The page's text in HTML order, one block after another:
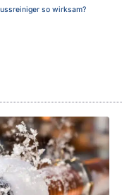
so wirksam?